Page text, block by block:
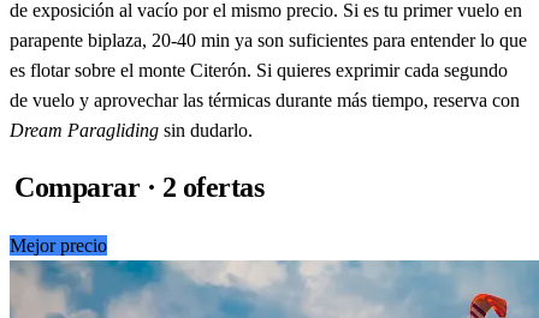
de exposición al vacío por el mismo precio. Si es tu primer vuelo en
parapente biplaza, 20-40 min ya son suficientes para entender lo que
es flotar sobre el monte Citerón. Si quieres exprimir cada segundo
de vuelo y aprovechar las térmicas durante más tiempo, reserva con
Dream Paragliding sin dudarlo.
Comparar · 2 ofertas
Mejor precio